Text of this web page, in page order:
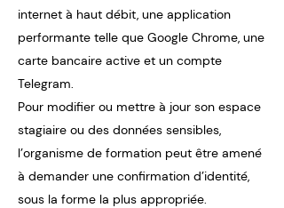
internet à haut débit, une application
performante telle que Google Chrome, une
carte bancaire active et un compte
Telegram.
Pour modifier ou mettre à jour son espace
stagiaire ou des données sensibles,
l’organisme de formation peut être amené
à demander une confirmation d’identité,
sous la forme la plus appropriée.